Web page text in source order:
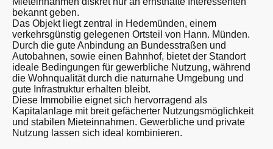
bekannt geben.
Das Objekt liegt zentral in Hedemünden, einem
verkehrsgünstig gelegenen Ortsteil von Hann. Münden.
Durch die gute Anbindung an Bundesstraßen und
Autobahnen, sowie einen Bahnhof, bietet der Standort
ideale Bedingungen für gewerbliche Nutzung, während
die Wohnqualität durch die naturnahe Umgebung und
gute Infrastruktur erhalten bleibt.
Diese Immobilie eignet sich hervorragend als
Kapitalanlage mit breit gefächerter Nutzungsmöglichkeit
und stabilen Mieteinnahmen. Gewerbliche und private
Nutzung lassen sich ideal kombinieren.